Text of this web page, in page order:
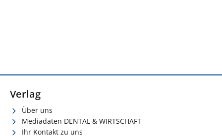
Verlag
Über uns
Mediadaten DENTAL & WIRTSCHAFT
Ihr Kontakt zu uns